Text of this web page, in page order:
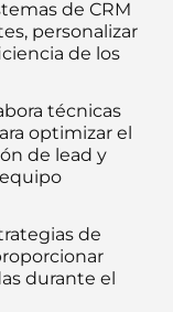
de CRM
personalizar
de los
técnicas
optimizar el
de lead y
de
durante el